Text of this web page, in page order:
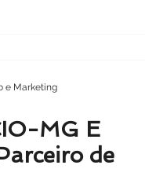
MG E
de
e Marketing